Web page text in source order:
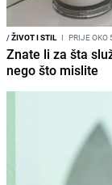
/ŽIVOT I STIL I PRIJE OKO
Znate li za šta
nego što mislite